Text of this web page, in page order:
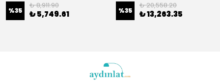
%35
₺ 8,911.90
₺ 5,749.61 %35
₺ 20,558.20
₺ 13,263.35